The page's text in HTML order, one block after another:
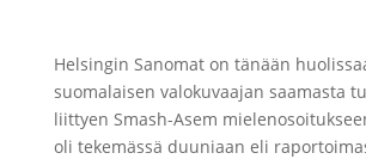
Helsingin Sanomat on tänään
suomalaisen valokuvaajan saamasta
liittyen Smash-Asem
oli tekemässä duuniaan eli